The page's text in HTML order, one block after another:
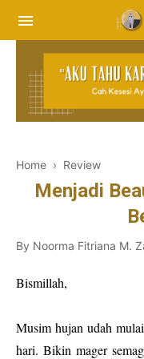
Home › Review
Menjadi
By Noorma Fitriana M.
Bismillah,
Musim hujan udah
hari. Bikin mager